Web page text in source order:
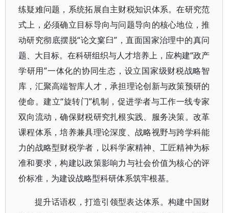
练疑难问题，系统拓展自主财税知识体系。在研究范
式上，必须确立目标导向与问题导向的核心地位，推
动研究彻底摆脱“论文窠臼”，直面国家治理中的真问
题、大目标。在科研组织与人才培养上，应构建“政产
学研用”一体化的协同生态，设立国家级财税战略智
库，汇聚高端智库人才，承担理论创新与政策预研的
使命。建立“旋转门”机制，促进学者与工作一线专家
双向流动，确保财税研究扎根实践、服务决策。改革
课程体系，培养兼具理论深度、战略视野与跨学科能
力的战略型财税学者，以科学家精神、工匠精神为标
准和要求，构建以政策影响力与社会价值为核心的评
价标准，为建设战略型科研体系筑牢根基。
提升话语权，打造引领型表达体系。构建中国财